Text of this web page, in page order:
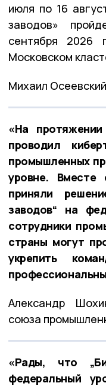
июля по 16
заводов»
сентября 2026
Московском
Михаил
«На
проводил
промышленных
уровне.
приняли
заводов“ на
сотрудники
страны могут
укрепить
Александр
союза
«Рады, что
федеральный